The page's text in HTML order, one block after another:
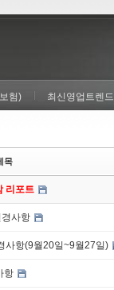
험) 최신영업트렌드
목
리포트
사항
사항(9월20일~9월27일)
항